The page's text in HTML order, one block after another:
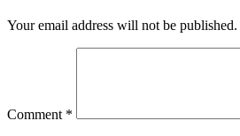
Your email address will not be published.
Comment *